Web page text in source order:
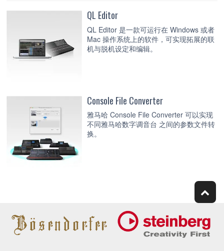
QL Editor
QL Editor 是一款可运行在 Windows 或者
Mac 操作系统上的软件，可实现拓展的联
机与脱机设定和编辑。
Console File Converter
雅马哈 Console File Converter 可以实现
不同雅马哈数字调音台 之间的参数文件转
换。